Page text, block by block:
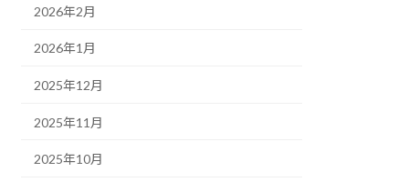
2026年2月
2026年1月
2025年12月
2025年11月
2025年10月